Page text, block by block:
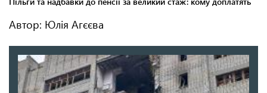
Автор: Юлія Агєєва